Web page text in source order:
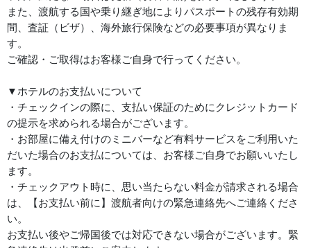
また、渡航する国や乗り継ぎ地によりパスポートの残存有効期
間、査証（ビザ）、海外旅行保険などの必要事項が異なりま
す。
ご確認・ご取得はお客様ご自身で行ってください。
▼ホテルのお支払いについて
・チェックインの際に、支払い保証のためにクレジットカード
の提示を求められる場合がございます。
・お部屋に備え付けのミニバーなど有料サービスをご利用いた
だいた場合のお支払については、お客様ご自身でお願いいたし
ます。
・チェックアウト時に、思い当たらない料金が請求される場合
は、【お支払い前に】渡航者向けの緊急連絡先へご連絡くださ
い。
お支払い後やご帰国後では対応できない場合がございます。緊